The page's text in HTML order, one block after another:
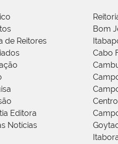
de Reitores
Editora
Notícias
Bom
Cabo